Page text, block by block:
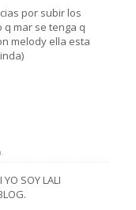
por subir los
q mar se tenga q
melody ella esta
YO SOY LALI